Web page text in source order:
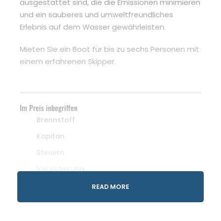
ausgestattet sind, die die Emissionen minimieren
und ein sauberes und umweltfreundliches
Erlebnis auf dem Wasser gewährleisten.
Mieten Sie ein Boot für bis zu sechs Personen mit
einem erfahrenen Skipper.
Im Preis inbegriffen
Brennstoff
Kapitän
Steuern
Versicherung
Transfer von Ihrem Hotel oder Ihrer
READ MORE